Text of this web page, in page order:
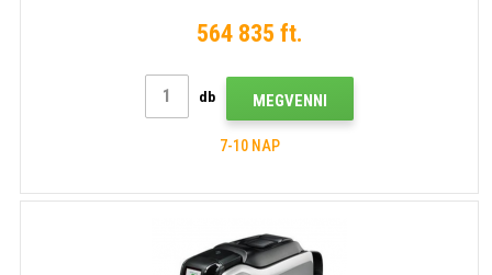
564 835 ft.
db MEGVENNI
7-10 NAP